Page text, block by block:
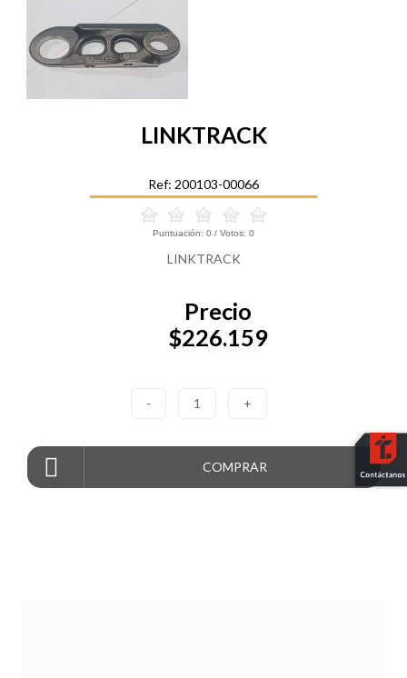
LINKTRACK
Ref: 200103-00066
Puntuación: 0 / Votos: 0
LINKTRACK
Precio
$226.159
- 1 +
COMPRAR